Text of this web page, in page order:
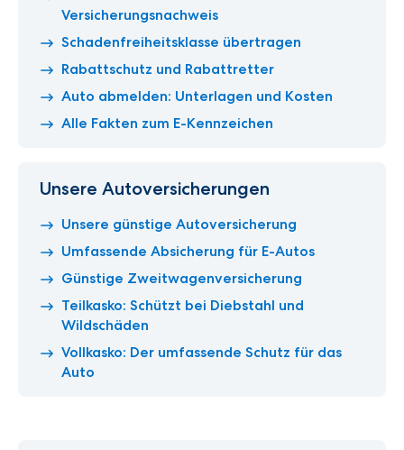
Versicherungsnachweis
Schadenfreiheitsklasse übertragen
Rabattschutz und Rabattretter
Auto abmelden: Unterlagen und Kosten
Alle Fakten zum E-Kennzeichen
Unsere Autoversicherungen
Unsere günstige Autoversicherung
Umfassende Absicherung für E-Autos
Günstige Zweitwagenversicherung
Teilkasko: Schützt bei Diebstahl und
Wildschäden
Vollkasko: Der umfassende Schutz für das
Auto